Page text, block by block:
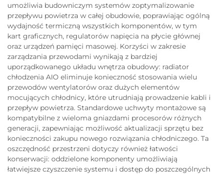
umożliwia budowniczym systemów zoptymalizowanie
przepływu powietrza w całej obudowie, poprawiając ogólną
wydajność termiczną wszystkich komponentów, w tym
kart graficznych, regulatorów napięcia na płycie głównej
oraz urządzeń pamięci masowej. Korzyści w zakresie
zarządzania przewodami wynikają z bardziej
uporządkowanego układu wnętrza obudowy: radiator
chłodzenia AIO eliminuje konieczność stosowania wielu
przewodów wentylatorów oraz dużych elementów
mocujących chłodnicy, które utrudniają prowadzenie kabli i
przepływ powietrza. Standardowe uchwyty montażowe są
kompatybilne z wieloma gniazdami procesorów różnych
generacji, zapewniając możliwość aktualizacji sprzętu bez
konieczności zakupu nowego rozwiązania chłodniczego. Ta
oszczędność przestrzeni dotyczy również łatwości
konserwacji: oddzielone komponenty umożliwiają
łatwiejsze czyszczenie systemu i dostęp do poszczególnych